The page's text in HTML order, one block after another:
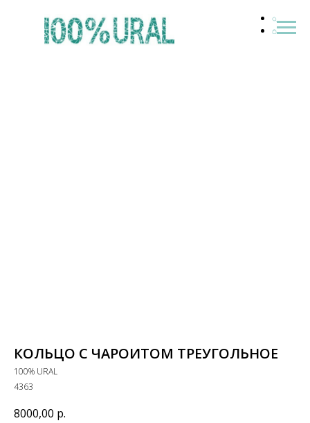
КОЛЬЦО С ЧАРОИТОМ ТРЕУГОЛЬНОЕ
100% URAL
4363
8000,00 р.